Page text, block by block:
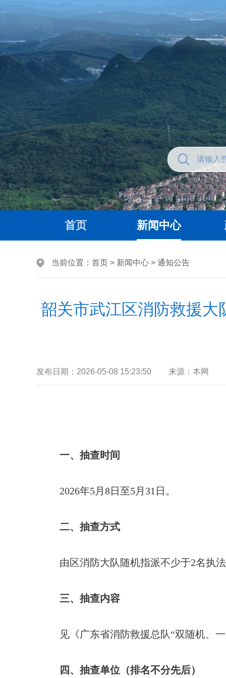
首页 新闻中心
当前位置： 首页 > 新闻中心 > 通知公告
韶关市武江区消防救援大
发布日期： 2026-05-08 15:23:50 来源： 本网
一、抽查时间
2026年5月8日至5月31日。
二、抽查方式
由区消防大队随机指派不少于2名执
三、抽查内容
见《广东省消防救援总队“双随机、
四、抽查单位（排名不分先后）